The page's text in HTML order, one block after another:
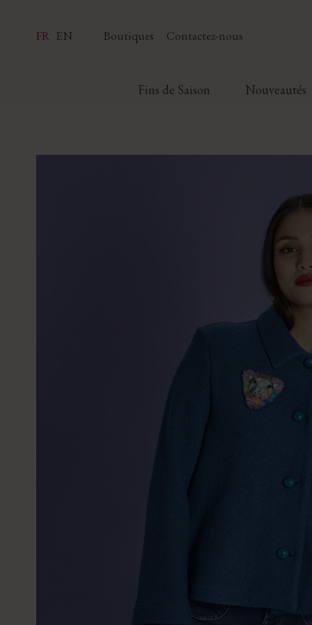
FR EN Boutiques Contactez-nous
Fins de Saison Nouveautés